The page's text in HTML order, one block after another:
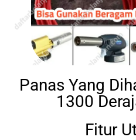
Panas Yang
1300
Fitur